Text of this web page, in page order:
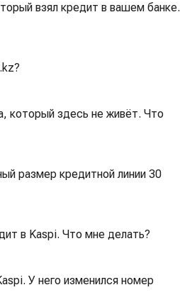
взял кредит в вашем банке.
который здесь не живёт. Что
размер кредитной линии 30
в Kaspi. Что мне делать?
У него изменился номер